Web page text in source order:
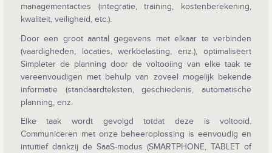
managementacties (integratie, training, kostenberekening,
kwaliteit, veiligheid, etc.).
Door een groot aantal gegevens met elkaar te verbinden
(vaardigheden, locaties, werkbelasting, enz.), optimaliseert
Simpleter de planning door de voltooiing van elke taak te
vereenvoudigen met behulp van zoveel mogelijk bekende
informatie (standaardteksten, geschiedenis, automatische
planning, enz.
Elke taak wordt gevolgd totdat deze is voltooid.
Communiceren met onze beheeroplossing is eenvoudig en
intuïtief dankzij de SaaS-modus (SMARTPHONE, TABLET of